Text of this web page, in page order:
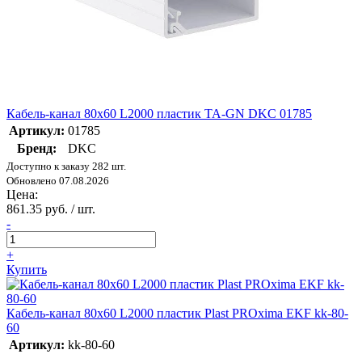
Кабель-канал 80х60 L2000 пластик TA-GN DKC 01785
Артикул: 01785
Бренд:
DKC
Доступно к заказу 282 шт.
Обновлено 07.08.2026
Цена:
861.35 руб. / шт.
-
+
Купить
Кабель-канал 80х60 L2000 пластик Plast PROxima EKF kk-80-
60
Артикул: kk-80-60